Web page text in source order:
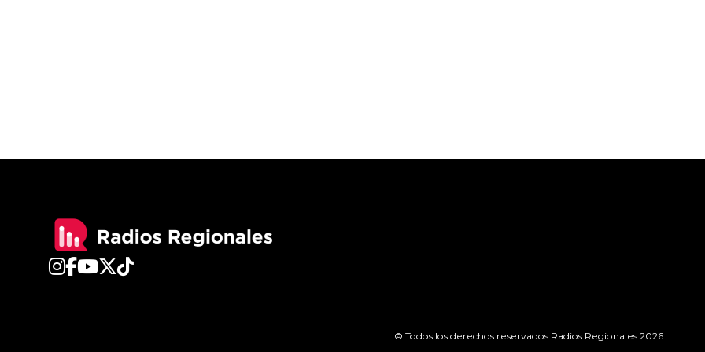
© Todos los derechos reservados Radios Regionales 2026